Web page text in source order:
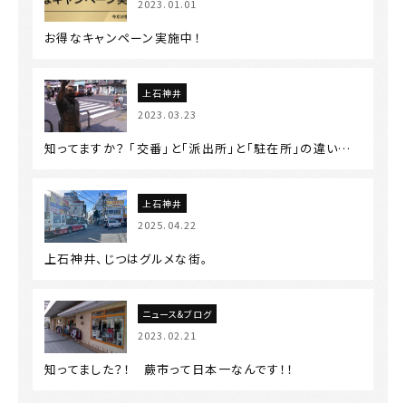
2023.01.01
お得なキャンペーン実施中！
上石神井
2023.03.23
知ってますか？ 「交番」と「派出所」と「駐在所」の違い…
上石神井
2025.04.22
上石神井、じつはグルメな街。
ニュース&ブログ
2023.02.21
知ってました？！ 蕨市って日本一なんです！！